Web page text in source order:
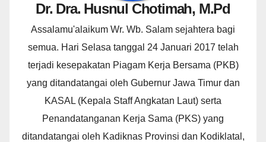
Dr. Dra. Husnul Chotimah, M.Pd
Assalamu'alaikum Wr. Wb. Salam sejahtera bagi
semua. Hari Selasa tanggal 24 Januari 2017 telah
terjadi kesepakatan Piagam Kerja Bersama (PKB)
yang ditandatangai oleh Gubernur Jawa Timur dan
KASAL (Kepala Staff Angkatan Laut) serta
Penandatanganan Kerja Sama (PKS) yang
ditandatangai oleh Kadiknas Provinsi dan Kodiklatal,